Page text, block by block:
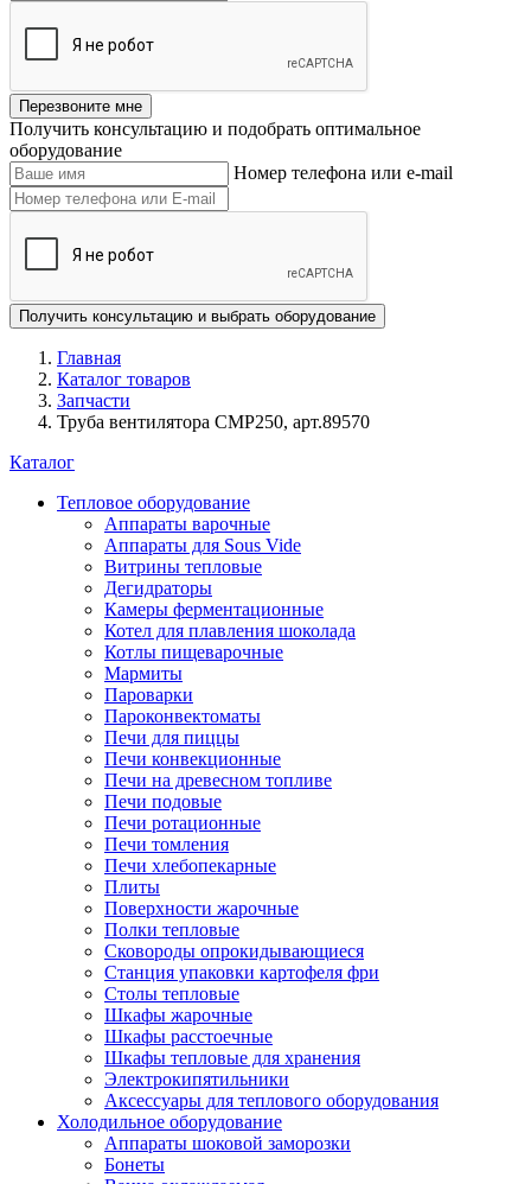
Перезвоните мне
Получить консультацию и подобрать оптимальное
оборудование
Номер телефона или e-mail
Получить консультацию и выбрать оборудование
Главная
Каталог товаров
Запчасти
Труба вентилятора CMP250, арт.89570
Каталог
Тепловое оборудование
Аппараты варочные
Аппараты для Sous Vide
Витрины тепловые
Дегидраторы
Камеры ферментационные
Котел для плавления шоколада
Котлы пищеварочные
Мармиты
Пароварки
Пароконвектоматы
Печи для пиццы
Печи конвекционные
Печи на древесном топливе
Печи подовые
Печи ротационные
Печи томления
Печи хлебопекарные
Плиты
Поверхности жарочные
Полки тепловые
Сковороды опрокидывающиеся
Станция упаковки картофеля фри
Столы тепловые
Шкафы жарочные
Шкафы расстоечные
Шкафы тепловые для хранения
Электрокипятильники
Аксессуары для теплового оборудования
Холодильное оборудование
Аппараты шоковой заморозки
Бонеты